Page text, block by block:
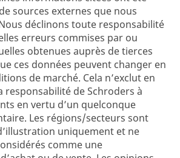
sources externes que nous
déclinons toute responsabilité
erreurs commises par ou
obtenues auprès de tierces
ces données peuvent changer en
de marché. Cela n’exclut en
responsabilité de Schroders à
en vertu d’un quelconque
Les régions/secteurs sont
uniquement et ne
comme une